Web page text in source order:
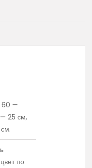
60 —
25 см,
по